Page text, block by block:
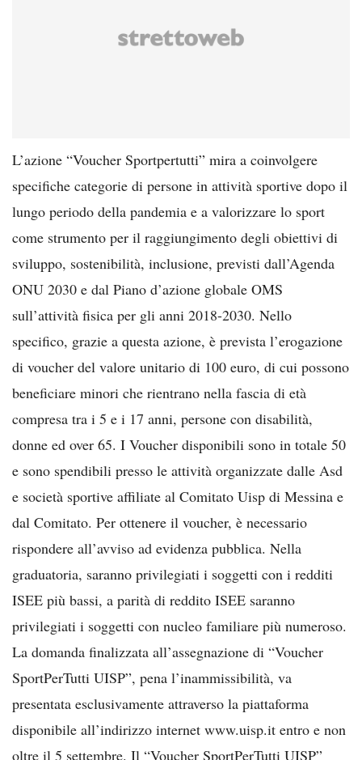
L’azione “Voucher Sportpertutti” mira a coinvolgere
specifiche categorie di persone in attività sportive dopo il
lungo periodo della pandemia e a valorizzare lo sport
come strumento per il raggiungimento degli obiettivi di
sviluppo, sostenibilità, inclusione, previsti dall’Agenda
ONU 2030 e dal Piano d’azione globale OMS
sull’attività fisica per gli anni 2018-2030. Nello
specifico, grazie a questa azione, è prevista l’erogazione
di voucher del valore unitario di 100 euro, di cui possono
beneficiare minori che rientrano nella fascia di età
compresa tra i 5 e i 17 anni, persone con disabilità,
donne ed over 65. I Voucher disponibili sono in totale 50
e sono spendibili presso le attività organizzate dalle Asd
e società sportive affiliate al Comitato Uisp di Messina e
dal Comitato. Per ottenere il voucher, è necessario
rispondere all’avviso ad evidenza pubblica. Nella
graduatoria, saranno privilegiati i soggetti con i redditi
ISEE più bassi, a parità di reddito ISEE saranno
privilegiati i soggetti con nucleo familiare più numeroso.
La domanda finalizzata all’assegnazione di “Voucher
SportPerTutti UISP”, pena l’inammissibilità, va
presentata esclusivamente attraverso la piattaforma
disponibile all’indirizzo internet www.uisp.it entro e non
oltre il 5 settembre. Il “Voucher SportPerTutti UISP”